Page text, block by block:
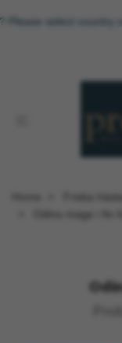
Please select country